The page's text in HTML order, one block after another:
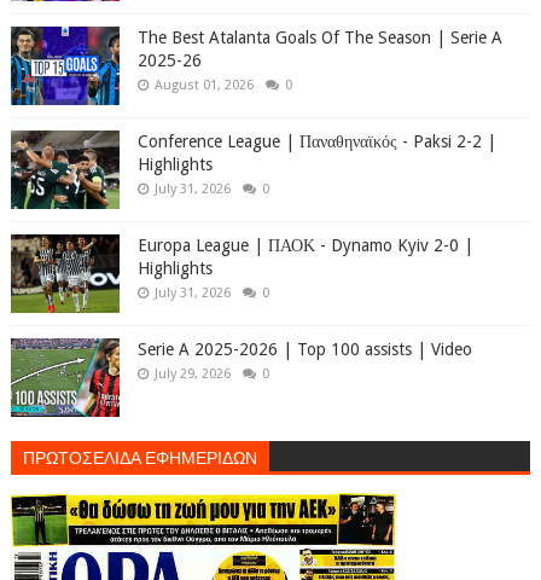
The Best Atalanta Goals Of The Season | Serie A
2025-26
August 01, 2026 0
Conference League | Παναθηναϊκός - Paksi 2-2 |
Highlights
July 31, 2026 0
Europa League | ΠΑΟΚ - Dynamo Kyiv 2-0 |
Highlights
July 31, 2026 0
Serie A 2025-2026 | Top 100 assists | Video
July 29, 2026 0
ΠΡΩΤΟΣΕΛΙΔΑ ΕΦΗΜΕΡΙΔΩΝ